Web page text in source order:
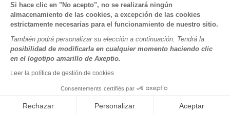
Si hace clic en "No acepto", no se realizará ningún
almacenamiento de las cookies, a excepción de las cookies
estrictamente necesarias para el funcionamiento de nuestro sitio.
También podrá personalizar su elección a continuación. Tendrá la
posibilidad de modificarla en cualquier momento haciendo clic
en el logotipo amarillo de Axeptio.
Leer la política de gestión de cookies
Consentements certifiés par
Rechazar Personalizar Aceptar
Actividades infantiles para descargar
Copyright © 2026 Janod - Todos los derechos reservados -
Menciones Legales